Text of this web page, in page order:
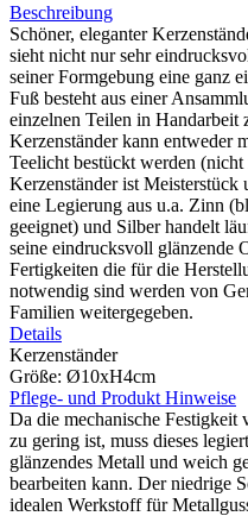
Beschreibung
Schöner, eleganter
sieht nicht nur sehr
seiner Formgebung eine ganz
Fuß besteht aus einer
einzelnen Teilen in Handarbeit
Kerzenständer kann entweder
Teelicht bestückt werden
Kerzenständer ist
eine Legierung aus u.a. Zinn
geeignet) und Silber handelt
seine eindrucksvoll glänzende
Fertigkeiten die für die
notwendig sind werden von
Familien weitergegeben.
Details
Kerzenständer
Größe: Ø10xH4cm
Pflege- und Produkt Hinweise
Da die mechanische Festigkeit
zu gering ist, muss dieses
glänzendes Metall und weich
bearbeiten kann. Der niedrige
idealen Werkstoff für